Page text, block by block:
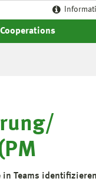
in Teams